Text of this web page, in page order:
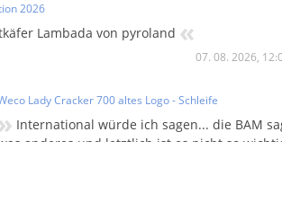
2026
Lambada von pyroland «
07. 08. 2026,
Lady Cracker 700 altes Logo - Schleife
» International würde ich sagen... die BAM
anderes und letztlich ist es nicht so